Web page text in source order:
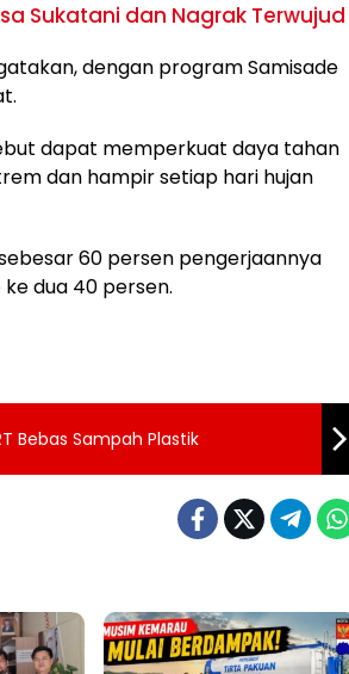
Sukatani dan Nagrak Terwujud
dengan program Samisade
dapat memperkuat daya tahan
dan hampir setiap hari hujan
60 persen pengerjaannya
dua 40 persen.
Bebas Sampah Plastik